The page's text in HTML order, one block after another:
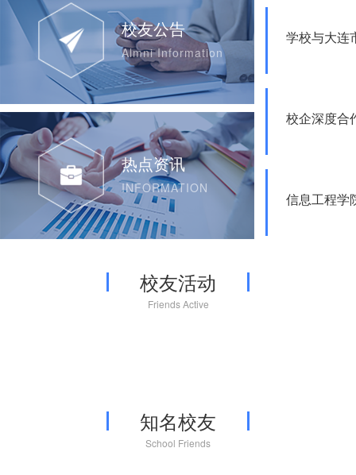
校友公告
Almni Information
热点资讯
INFORMATION
学校与大连
校企深度合
信息工程学
校友活动
Friends Active
知名校友
School Friends